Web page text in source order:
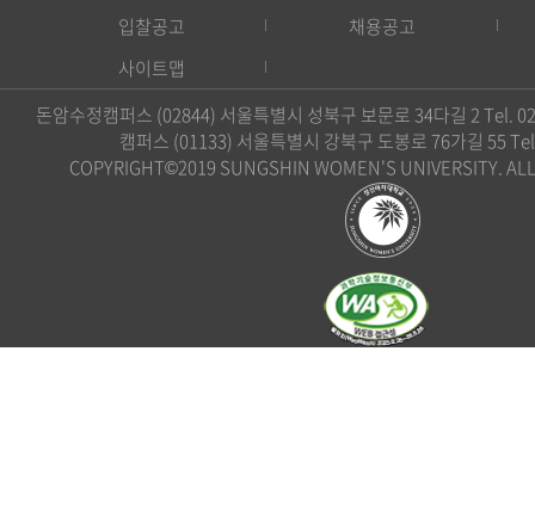
입찰공고
채용공고
사이트맵
돈암수정캠퍼스 (02844) 서울특별시 성북구 보문로 34다길 2 Tel.
캠퍼스 (01133) 서울특별시 강북구 도봉로 76가길 55
COPYRIGHT©2019 SUNGSHIN WOMEN'S UNIVERSITY.